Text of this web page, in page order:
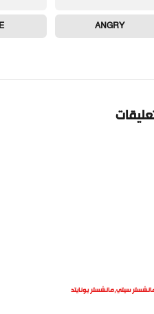
ANGRY
سيتي,مانشستر يونايتد